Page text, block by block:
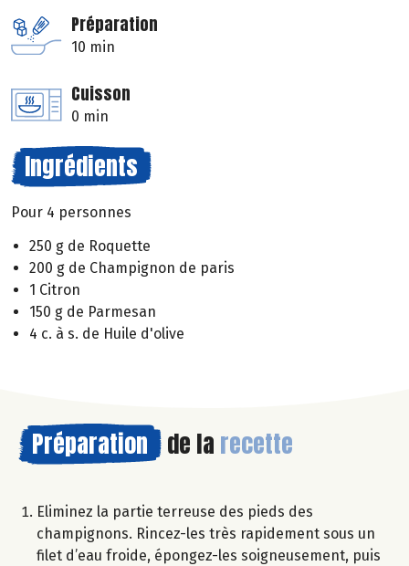
Préparation
10 min
Cuisson
0 min
Ingrédients
Pour 4 personnes
250 g de Roquette
200 g de Champignon de paris
1 Citron
150 g de Parmesan
4 c. à s. de Huile d'olive
Préparation de la recette
Eliminez la partie terreuse des pieds des
champignons. Rincez-les très rapidement sous un
filet d’eau froide, épongez-les soigneusement, puis